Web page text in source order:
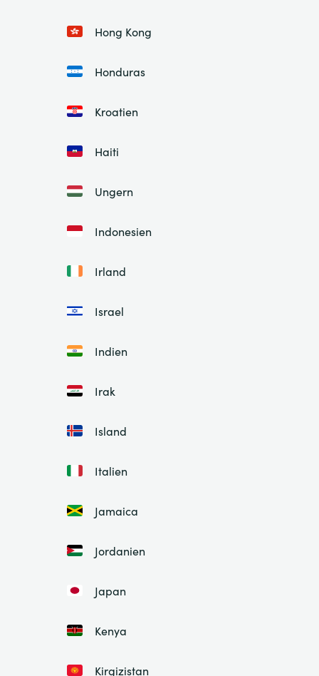
Hong Kong
Honduras
Kroatien
Haiti
Ungern
Indonesien
Irland
Israel
Indien
Irak
Island
Italien
Jamaica
Jordanien
Japan
Kenya
Kirgizistan